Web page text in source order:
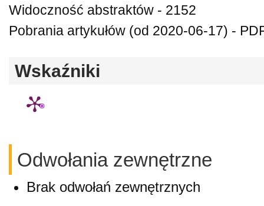
Widoczność abstraktów - 2152
Pobrania artykułów (od 2020-06-17) -
Wskaźniki
Odwołania zewnętrzne
Brak odwołań zewnętrznych